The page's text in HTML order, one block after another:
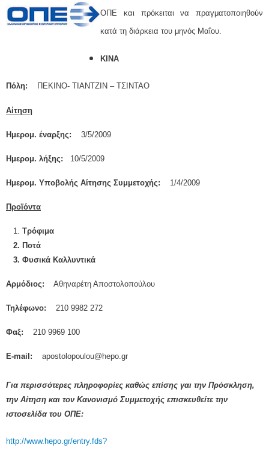
ΟΠΕ και πρόκειται να πραγματοποιηθούν
κατά τη διάρκεια του μηνός Μαΐου.
ΚΙΝΑ
Πόλη: ΠΕΚΙΝΟ- ΤΙΑΝΤΖΙΝ – ΤΣΙΝΤΑΟ
Αίτηση
Ημερομ. έναρξης: 3/5/2009
Ημερομ. λήξης: 10/5/2009
Ημερομ. Υποβολής Αίτησης Συμμετοχής: 1/4/2009
Προϊόντα
1. Τρόφιμα
2. Ποτά
3. Φυσικά Καλλυντικά
Αρμόδιος: Αθηναρέτη Αποστολοπούλου
Τηλέφωνο: 210 9982 272
Φαξ: 210 9969 100
Ε-mail: apostolopoulou@hepo.gr
Για περισσότερες πληροφορίες καθώς επίσης γαι την Πρόσκληση,
την Αίτηση και τον Κανονισμό Συμμετοχής επισκευθείτε την
ιστοσελίδα του ΟΠΕ:
http://www.hepo.gr/entry.fds?